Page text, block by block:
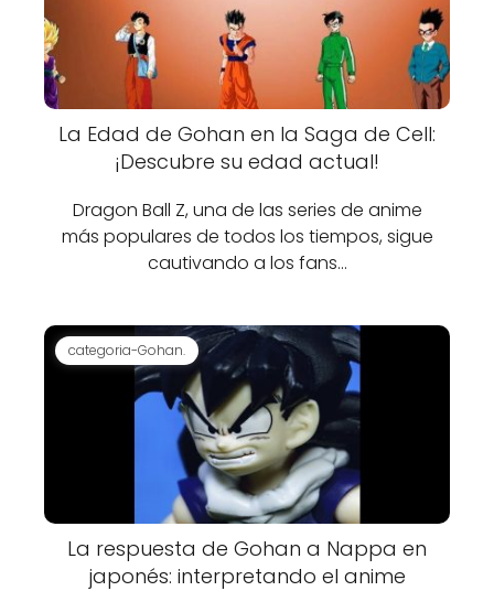
La Edad de Gohan en la Saga de Cell:
¡Descubre su edad actual!
Dragon Ball Z, una de las series de anime
más populares de todos los tiempos, sigue
cautivando a los fans…
categoria-Gohan.
La respuesta de Gohan a Nappa en
japonés: interpretando el anime